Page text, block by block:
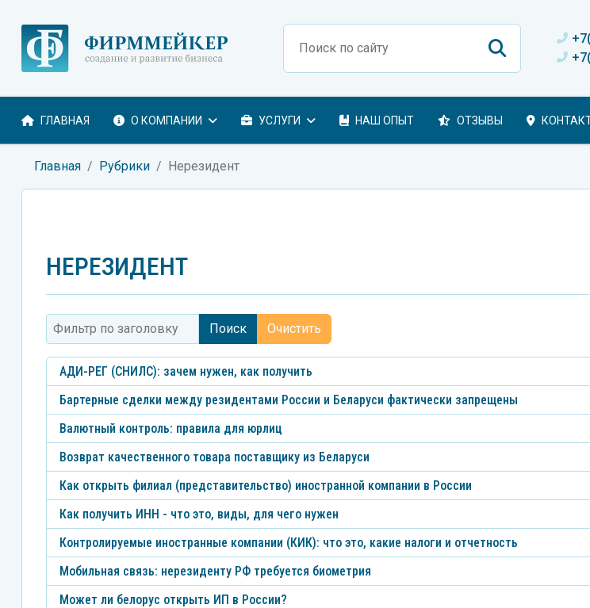
Поиск
ГЛАВНАЯ О КОМПАНИИ УСЛУГИ НАШ ОПЫТ ОТЗЫВЫ
Главная Рубрики Нерезидент
НЕРЕЗИДЕНТ
Фильтр по заголовку Поиск Очистить
АДИ-РЕГ (СНИЛС): зачем нужен, как получить
Бартерные сделки между резидентами России и Беларуси фактически запрещены
Валютный контроль: правила для юрлиц
Возврат качественного товара поставщику из Беларуси
Как открыть филиал (представительство) иностранной компании в России
Как получить ИНН - что это, виды, для чего нужен
Контролируемые иностранные компании (КИК): что это, какие налоги и отчетность
Мобильная связь: нерезиденту РФ требуется биометрия
Может ли белорус открыть ИП в России?